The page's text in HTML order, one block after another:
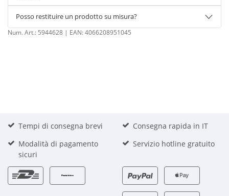
Posso restituire un prodotto su misura?
Num. Art.: 5944628 | EAN:4066208951045
Tempi di consegna brevi
Consegna rapida in IT
Modalità di pagamento
sicuri
Servizio hotline gratuito